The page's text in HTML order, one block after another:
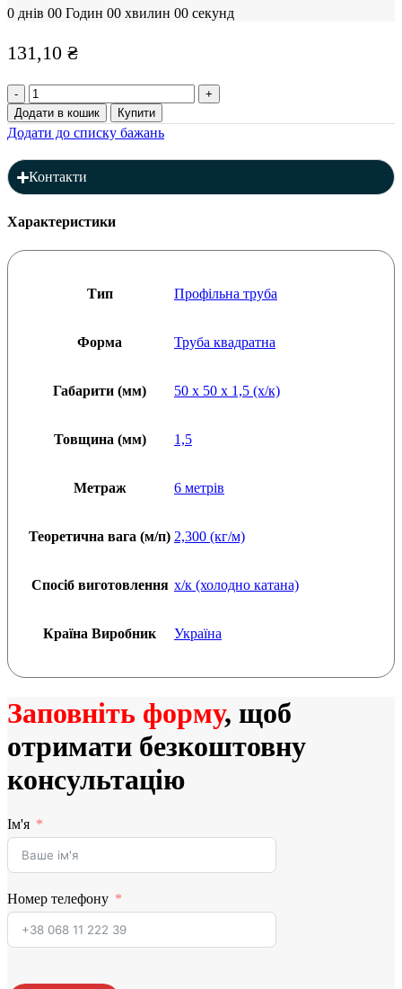
0 днів 00 Годин 00 хвилин 00 секунд
131,10 ₴
Профільна
труба
50
x
50
x
к)
(L=6000),
Додати в кошик Купити
Додати до списку бажань
Контакти
Характеристики
Тип Профільна труба
Форма Труба квадратна
Габарити (мм) 50 x 50 x 1,5 (х/к)
Товщина (мм) 1,5
Метраж 6 метрів
Теоретична вага (м/п) 2,300 (кг/м)
Спосіб виготовлення х/к (холодно катана)
Країна Виробник Україна
Заповніть форму, щоб
отримати безкоштовну
консультацію
Ім'я
Номер телефону